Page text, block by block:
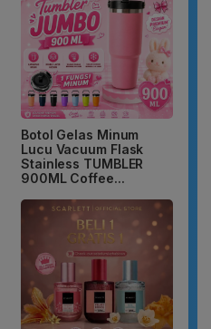
Botol Gelas Minum
Lucu Vacuum Flask
Stainless TUMBLER
900ML Coffee...